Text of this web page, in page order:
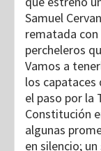
Samuel
rematada
percheleros
Vamos a
los
el paso por la
Constitución
algunas
en silencio;